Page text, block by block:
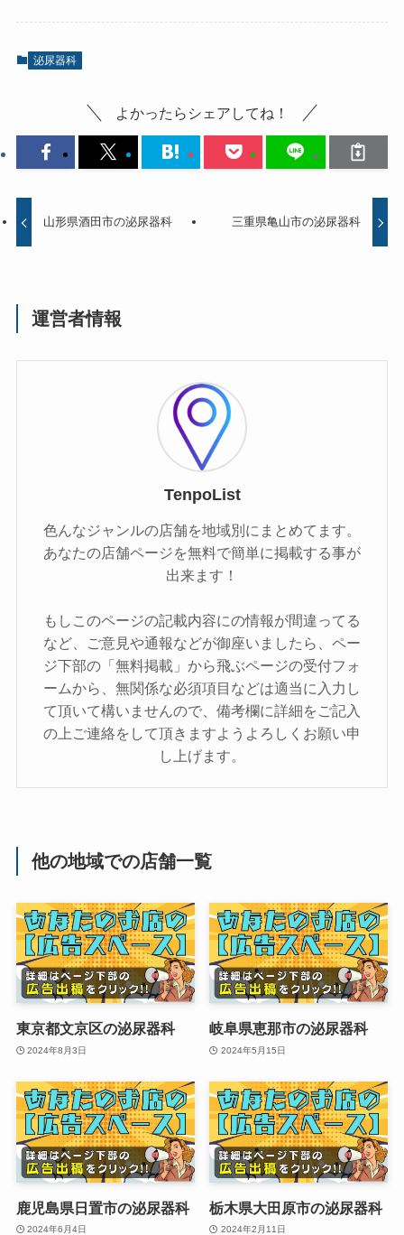
泌尿器科
よかったらシェアしてね！
山形県酒田市の泌尿器科 三重県亀山市の泌尿器科
運営者情報
TenpoList
色んなジャンルの店舗を地域別にまとめてます。
あなたの店舗ページを無料で簡単に掲載する事が
出来ます！
もしこのページの記載内容にの情報が間違ってる
など、ご意見や通報などが御座いましたら、ペー
ジ下部の「無料掲載」から飛ぶページの受付フォ
ームから、無関係な必須項目などは適当に入力し
て頂いて構いませんので、備考欄に詳細をご記入
の上ご連絡をして頂きますようよろしくお願い申
し上げます。
他の地域での店舗一覧
東京都文京区の泌尿器科
2024年8月3日
岐阜県恵那市の泌尿器科
2024年5月15日
鹿児島県日置市の泌尿器科
2024年6月4日
栃木県大田原市の泌尿器科
2024年2月11日